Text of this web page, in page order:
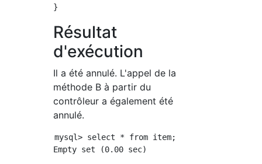
Résultat
d'exécution
Il a été annulé. L'appel de la
méthode B à partir du
contrôleur a également été
annulé.
mysql> select * from item;